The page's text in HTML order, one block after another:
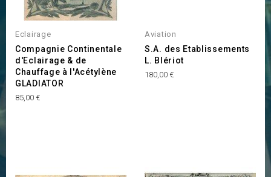
Eclairage
Compagnie Continentale
d'Eclairage & de
Chauffage à l'Acétylène
GLADIATOR
Prix
85,00 €
Aviation
S.A. des Etablissements
L. Blériot
Prix
180,00 €